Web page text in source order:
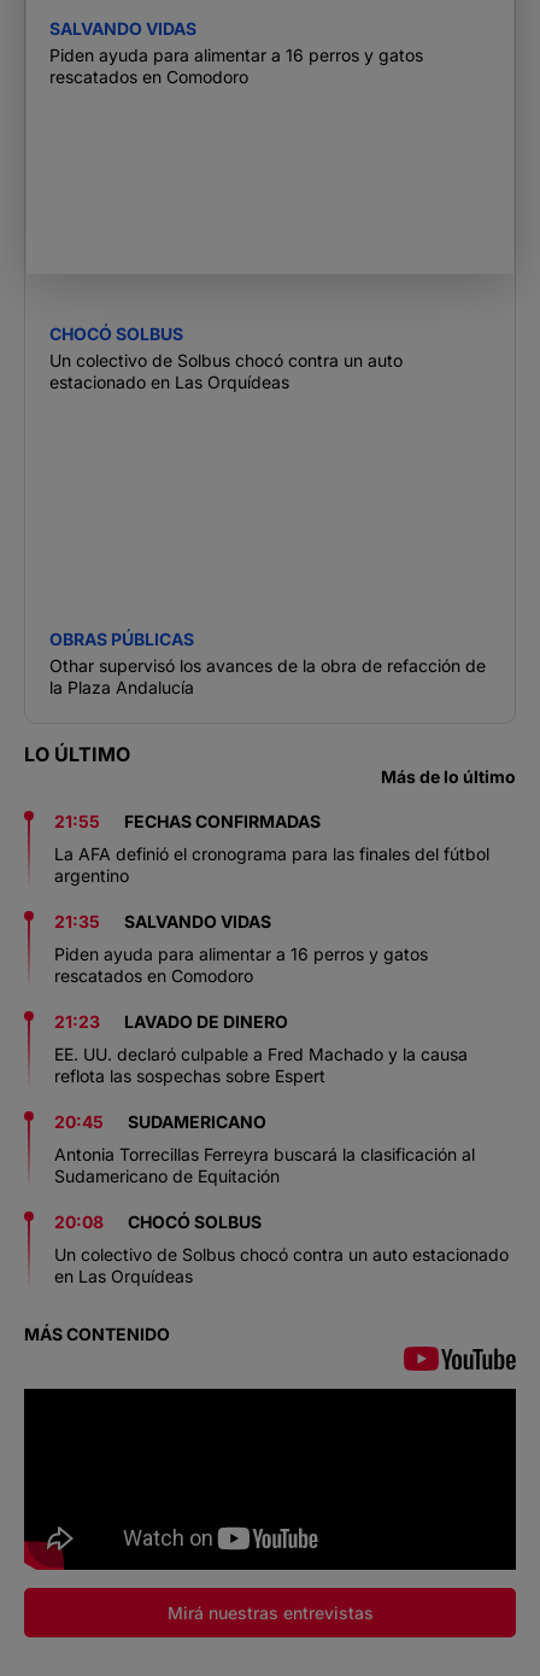
SALVANDO VIDAS
Piden ayuda para alimentar a 16 perros y gatos
rescatados en Comodoro
CHOCÓ SOLBUS
Un colectivo de Solbus chocó contra un auto
estacionado en Las Orquídeas
OBRAS PÚBLICAS
Othar supervisó los avances de la obra de refacción de
la Plaza Andalucía
LO ÚLTIMO
Más de lo último
21:55
FECHAS CONFIRMADAS
La AFA definió el cronograma para las finales del fútbol
argentino
21:35
SALVANDO VIDAS
Piden ayuda para alimentar a 16 perros y gatos
rescatados en Comodoro
21:23
LAVADO DE DINERO
EE. UU. declaró culpable a Fred Machado y la causa
reflota las sospechas sobre Espert
20:45
SUDAMERICANO
Antonia Torrecillas Ferreyra buscará la clasificación al
Sudamericano de Equitación
20:08
CHOCÓ SOLBUS
Un colectivo de Solbus chocó contra un auto estacionado
en Las Orquídeas
MÁS CONTENIDO
Mirá nuestras entrevistas